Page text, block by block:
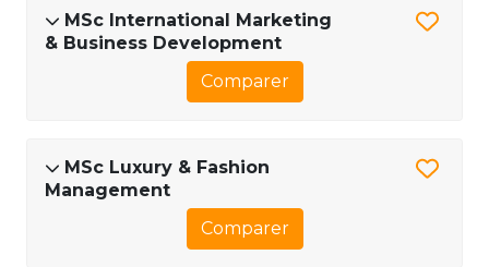
MSc International Marketing
& Business Development
Comparer
MSc Luxury & Fashion
Management
Comparer